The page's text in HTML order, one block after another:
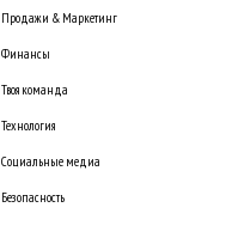
Продажи & Маркетинг
Финансы
Твоя команда
Технология
Социальные медиа
Безопасность